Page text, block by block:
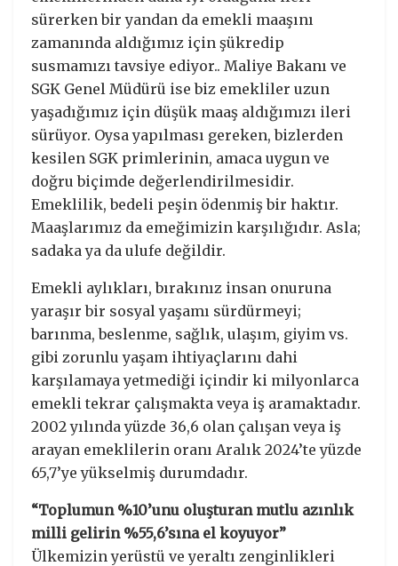
sürerken bir yandan da emekli maaşını
zamanında aldığımız için şükredip
susmamızı tavsiye ediyor.. Maliye Bakanı ve
SGK Genel Müdürü ise biz emekliler uzun
yaşadığımız için düşük maaş aldığımızı ileri
sürüyor. Oysa yapılması gereken, bizlerden
kesilen SGK primlerinin, amaca uygun ve
doğru biçimde değerlendirilmesidir.
Emeklilik, bedeli peşin ödenmiş bir haktır.
Maaşlarımız da emeğimizin karşılığıdır. Asla;
sadaka ya da ulufe değildir.
Emekli aylıkları, bırakınız insan onuruna
yaraşır bir sosyal yaşamı sürdürmeyi;
barınma, beslenme, sağlık, ulaşım, giyim vs.
gibi zorunlu yaşam ihtiyaçlarını dahi
karşılamaya yetmediği içindir ki milyonlarca
emekli tekrar çalışmakta veya iş aramaktadır.
2002 yılında yüzde 36,6 olan çalışan veya iş
arayan emeklilerin oranı Aralık 2024’te yüzde
65,7’ye yükselmiş durumdadır.
“Toplumun %10’unu oluşturan mutlu azınlık
milli gelirin %55,6’sına el koyuyor”
Ülkemizin yerüstü ve yeraltı zenginlikleri